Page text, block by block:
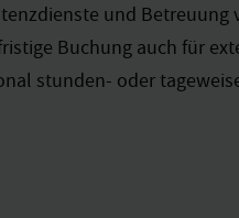
und Betreuung
Buchung auch für
stunden- oder